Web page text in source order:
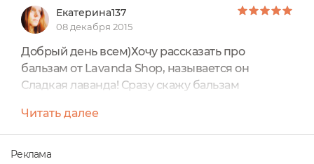
Екатерина137
08 декабря 2015
Добрый день всем)Хочу рассказать про
бальзам от Lavanda Shop, называется он
Сладкая лаванда! Сразу скажу бальзам
и очень полюбился мне) Мое очередное
лавандовое безумие Хочу сразу пояснить
бальзам выпускается под маркой Lavanda
Читать далее
Реклама